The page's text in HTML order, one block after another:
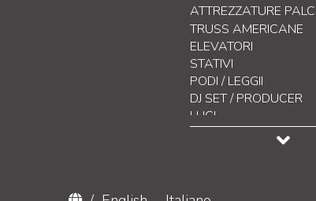
ATTREZZATURE
Clamps
Cinghie
Argani a catena ed
Pedane Passacavo
Backdrops
Stage Box
Distribuzione Corrente
Connettori Elettrici
TRUSS AMERICANE
ELEVATORI
STATIVI
PODI / LEGGII
DJ SET / PRODUCER
LUCI
CONTROLLO LUCI